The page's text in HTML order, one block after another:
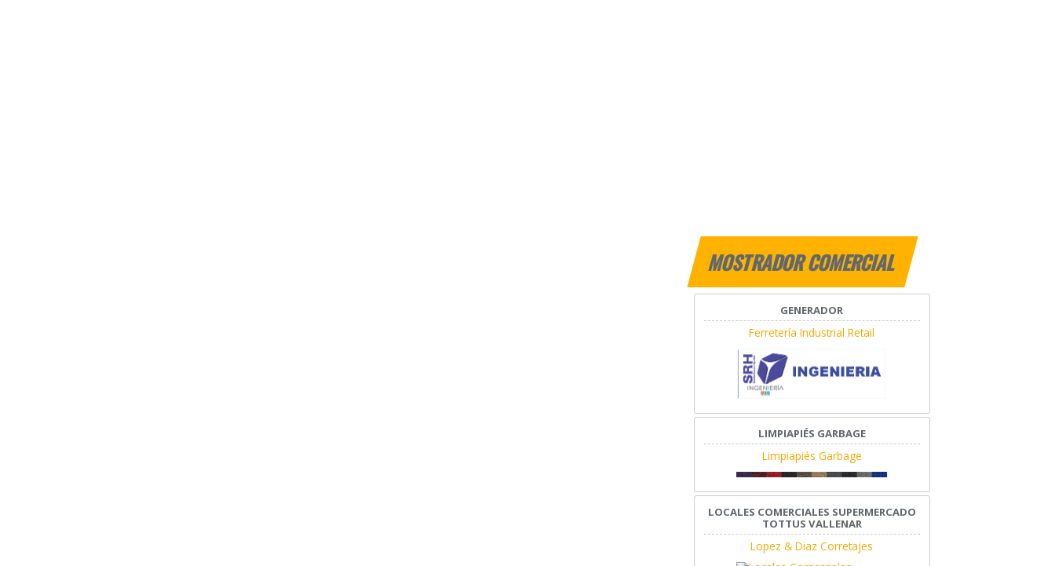
MOSTRADOR COMERCIAL
GENERADOR
Ferretería Industrial Retail
LIMPIAPIÉS GARBAGE
Limpiapiés Garbage
LOCALES COMERCIALES SUPERMERCADO
TOTTUS VALLENAR
Lopez & Diaz Corretajes